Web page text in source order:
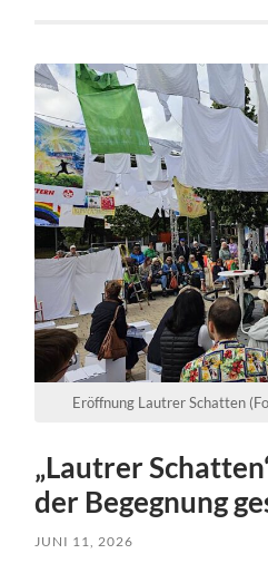
Eröffnung Lautrer Schatten
„Lautrer
der Begegnung
JUNI 11, 2026